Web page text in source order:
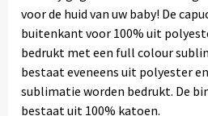
voor de huid van uw baby! De
buitenkant voor 100% uit
bedrukt met een full colour
bestaat eveneens uit polyester
sublimatie worden bedrukt. De
bestaat uit 100% katoen.